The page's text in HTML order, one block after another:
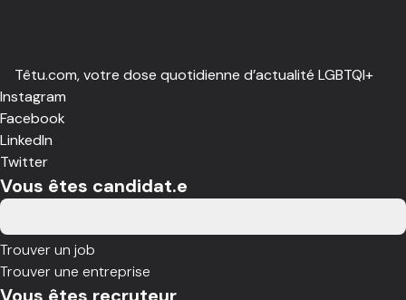
Têtu.com, votre dose quotidienne d’actualité LGBTQI+
Instagram
Facebook
LinkedIn
Twitter
Vous êtes candidat.e
Trouver un job
Trouver une entreprise